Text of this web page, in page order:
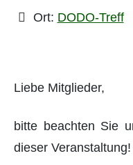
Ort: DODO-Treff
Liebe Mitglieder,
bitte beachten Sie
dieser Veranstaltung!